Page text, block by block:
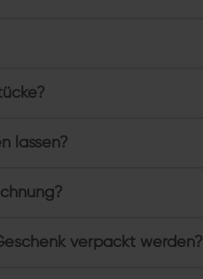
lassen?
verpackt werden?